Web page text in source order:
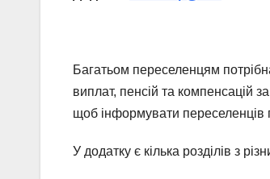
Багатьом переселенцям
виплат, пенсій та компенсацій
щоб інформувати переселенців
У додатку є кілька розділів з